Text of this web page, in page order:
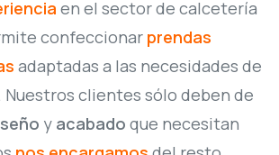
en el sector de calcetería
confeccionar prendas
adaptadas a las necesidades de
clientes sólo deben de
y acabado que necesitan